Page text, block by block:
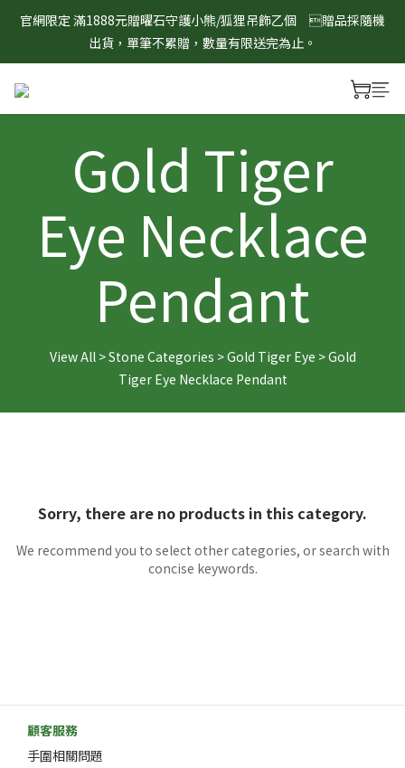
8/1-8/31 淨心護運 全館8折起 記得將商品加入購物車查看最終折
扣金額！
官網限定 滿1888元贈曜石守護小熊/狐狸吊飾乙個　贈品採隨機
出貨，單筆不累贈，數量有限送完為止。
8/1-8/31 淨心護運 全館8折起 記得將商品加入購物車查看最終折
Gold Tiger
Eye Necklace
Pendant
View All>Stone Categories >Gold Tiger Eye >Gold
Tiger Eye Necklace Pendant
Sorry, there are no products in this category.
We recommend you to select other categories, or search with
concise keywords.
顧客服務
手圍相關問題